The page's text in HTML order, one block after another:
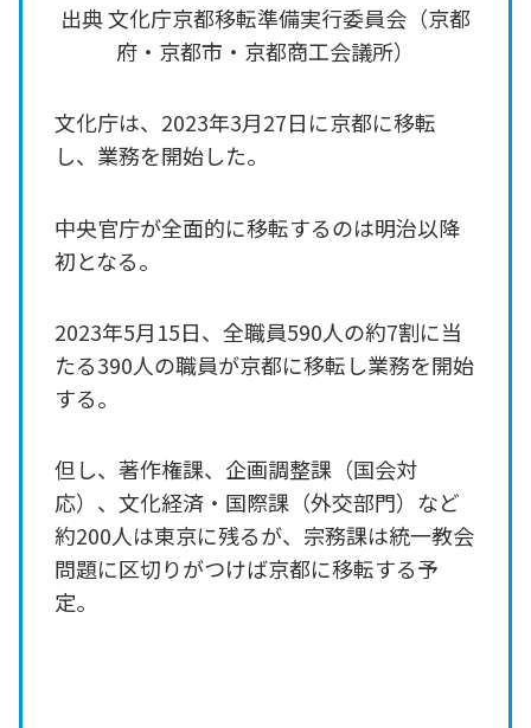
出典 文化庁京都移転準備実行委員会（京都
府・京都市・京都商工会議所）
文化庁は、2023年3月27日に京都に移転
し、業務を開始した。
中央官庁が全面的に移転するのは明治以降
初となる。
2023年5月15日、全職員590人の約7割に当
たる390人の職員が京都に移転し業務を開始
する。
但し、著作権課、企画調整課（国会対
応）、文化経済・国際課（外交部門）など
約200人は東京に残るが、宗務課は統一教会
問題に区切りがつけば京都に移転する予
定。